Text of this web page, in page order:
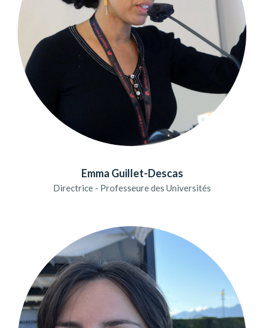
Emma Guillet-Descas
Directrice - Professeure des Universités